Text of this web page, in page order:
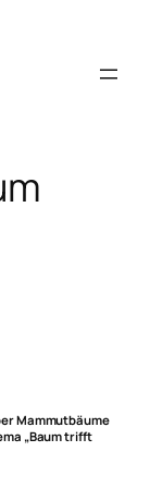
Mammutbäume
„Baum trifft